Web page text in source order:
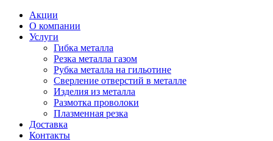
Акции
О компании
Услуги
Гибка металла
Резка металла газом
Рубка металла на гильотине
Сверление отверстий в металле
Изделия из металла
Размотка проволоки
Плазменная резка
Доставка
Контакты